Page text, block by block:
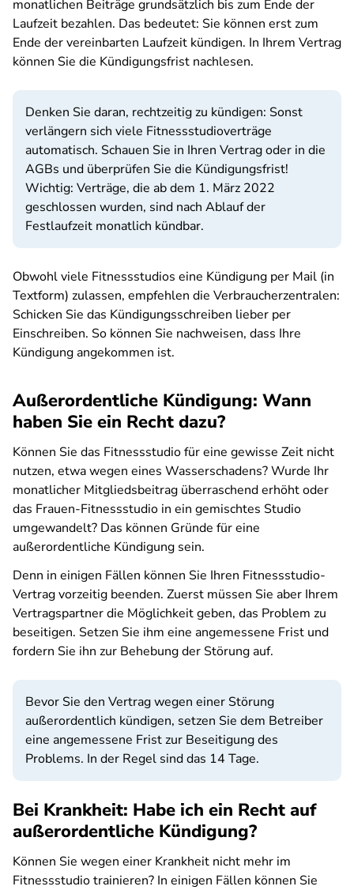
monatlichen Beiträge grundsätzlich bis zum Ende der
Laufzeit bezahlen. Das bedeutet: Sie können erst zum
Ende der vereinbarten Laufzeit kündigen. In Ihrem Vertrag
können Sie die Kündigungsfrist nachlesen.
Denken Sie daran, rechtzeitig zu kündigen: Sonst
verlängern sich viele Fitnessstudioverträge
automatisch. Schauen Sie in Ihren Vertrag oder in die
AGBs und überprüfen Sie die Kündigungsfrist!
Wichtig: Verträge, die ab dem 1. März 2022
geschlossen wurden, sind nach Ablauf der
Festlaufzeit monatlich kündbar.
Obwohl viele Fitnessstudios eine Kündigung per Mail (in
Textform) zulassen, empfehlen die Verbraucherzentralen:
Schicken Sie das Kündigungsschreiben lieber per
Einschreiben. So können Sie nachweisen, dass Ihre
Kündigung angekommen ist.
Außerordentliche Kündigung: Wann
haben Sie ein Recht dazu?
Können Sie das Fitnessstudio für eine gewisse Zeit nicht
nutzen, etwa wegen eines Wasserschadens? Wurde Ihr
monatlicher Mitgliedsbeitrag überraschend erhöht oder
das Frauen-Fitnessstudio in ein gemischtes Studio
umgewandelt? Das können Gründe für eine
außerordentliche Kündigung sein.
Denn in einigen Fällen können Sie Ihren Fitnessstudio-
Vertrag vorzeitig beenden. Zuerst müssen Sie aber Ihrem
Vertragspartner die Möglichkeit geben, das Problem zu
beseitigen. Setzen Sie ihm eine angemessene Frist und
fordern Sie ihn zur Behebung der Störung auf.
Bevor Sie den Vertrag wegen einer Störung
außerordentlich kündigen, setzen Sie dem Betreiber
eine angemessene Frist zur Beseitigung des
Problems. In der Regel sind das 14 Tage.
Bei Krankheit: Habe ich ein Recht auf
außerordentliche Kündigung?
Können Sie wegen einer Krankheit nicht mehr im
Fitnessstudio trainieren? In einigen Fällen können Sie